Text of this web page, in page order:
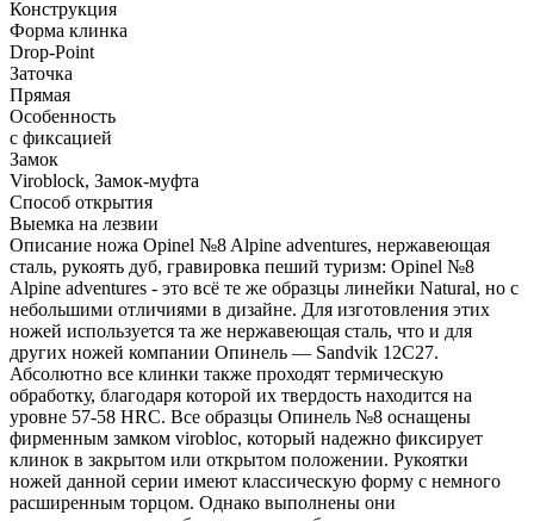
Конструкция
Форма клинка
Drop-Point
Заточка
Прямая
Особенность
с фиксацией
Замок
Viroblock, Замок-муфта
Способ открытия
Выемка на лезвии
Описание ножа Opinel №8 Alpine adventures, нержавеющая
сталь, рукоять дуб, гравировка пеший туризм: Opinel №8
Alpine adventures - это всё те же образцы линейки Natural, но с
небольшими отличиями в дизайне. Для изготовления этих
ножей используется та же нержавеющая сталь, что и для
других ножей компании Опинель — Sandvik 12C27.
Абсолютно все клинки также проходят термическую
обработку, благодаря которой их твердость находится на
уровне 57-58 HRC. Все образцы Опинель №8 оснащены
фирменным замком virobloc, который надежно фиксирует
клинок в закрытом или открытом положении. Рукоятки
ножей данной серии имеют классическую форму с немного
расширенным торцом. Однако выполнены они